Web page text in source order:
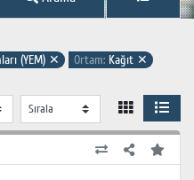
(YEM) ✕ Ortam: Kağıt ✕